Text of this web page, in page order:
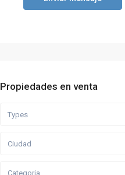
Propiedades en venta
Types
Ciudad
Categoria